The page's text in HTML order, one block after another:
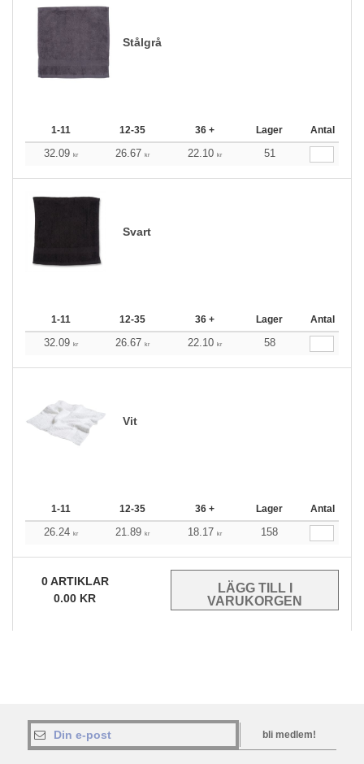
Stålgrå
1-11 12-35 36 + Lager Antal
32.09 kr 26.67 kr 22.10 kr 51
Svart
1-11 12-35 36 + Lager Antal
32.09 kr 26.67 kr 22.10 kr 58
Vit
1-11 12-35 36 + Lager Antal
26.24 kr 21.89 kr 18.17 kr 158
0ARTIKLAR
0.00 KR
bli medlem!